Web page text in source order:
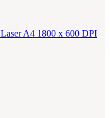
A4 1800 x 600 DPI